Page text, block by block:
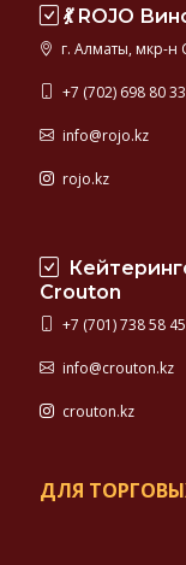
💃 ROJO
г. Алматы, мкр-н
+7 (702) 698 80 33
info@rojo.kz
rojo.kz
Crouton
+7 (701) 738 58 45
info@crouton.kz
crouton.kz
ДЛЯ